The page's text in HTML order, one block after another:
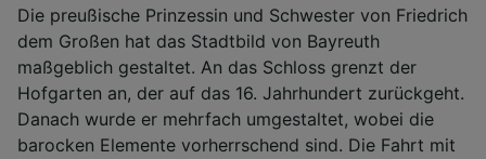
Die preußische Prinzessin und Schwester von Friedrich
dem Großen hat das Stadtbild von Bayreuth
maßgeblich gestaltet. An das Schloss grenzt der
Hofgarten an, der auf das 16. Jahrhundert zurückgeht.
Danach wurde er mehrfach umgestaltet, wobei die
barocken Elemente vorherrschend sind. Die Fahrt mit